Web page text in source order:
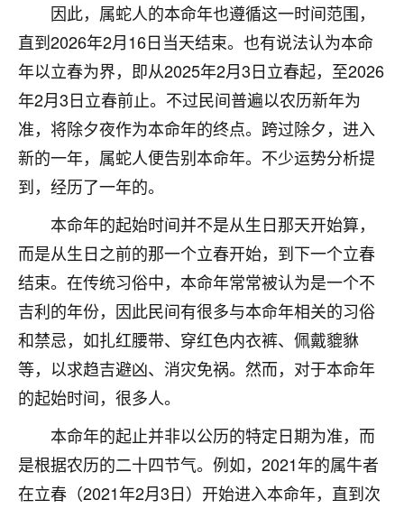
因此，属蛇人的本命年也遵循这一时间范围，
直到2026年2月16日当天结束。也有说法认为本命
年以立春为界，即从2025年2月3日立春起，至2026
年2月3日立春前止。不过民间普遍以农历新年为
准，将除夕夜作为本命年的终点。跨过除夕，进入
新的一年，属蛇人便告别本命年。不少运势分析提
到，经历了一年的。
本命年的起始时间并不是从生日那天开始算，
而是从生日之前的那一个立春开始，到下一个立春
结束。在传统习俗中，本命年常常被认为是一个不
吉利的年份，因此民间有很多与本命年相关的习俗
和禁忌，如扎红腰带、穿红色内衣裤、佩戴貔貅
等，以求趋吉避凶、消灾免祸。然而，对于本命年
的起始时间，很多人。
本命年的起止并非以公历的特定日期为准，而
是根据农历的二十四节气。例如，2021年的属牛者
在立春（2021年2月3日）开始进入本命年，直到次
Jessica李
老师做不做超度法事？我想给我奶奶做超度，她今年
刚去世了。
七零老顽童：我母亲前年离世，刚开始我经常
做梦梦见她，后来也是朋友介绍，找到慧来老
师，安排了超度法事，做梦再也没有梦到过
了，一开始是半信半疑的，图个心安，给亡母
超度，现在看来，人不信也不行。
11
优秀的张同学
老师收徒吗？？我对这些很感兴趣
2天前 来自山西 15